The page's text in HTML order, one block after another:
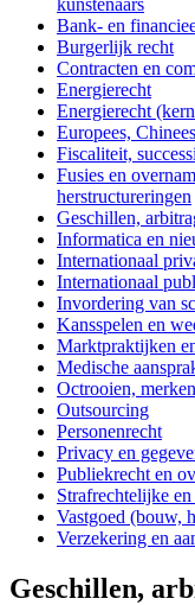
Bank- en
Burgerlijk recht
Contracten en
Energierecht
Energierecht
Europees,
Fiscaliteit,
Fusies en
herstructureringen
Geschillen,
Informatica en
Internationaal
Internationaal
Invordering van
Kansspelen en
Marktpraktijken
Medische
Octrooien,
Outsourcing
Personenrecht
Privacy en
Publiekrecht en
Strafrechtelijke
Vastgoed (bouw,
Verzekering en
Geschillen,